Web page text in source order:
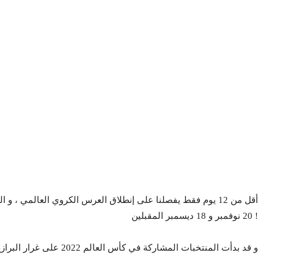
أقل من 12 يوم فقط يفصلنا على إنطلاق العرس الكروي العالمي
20 نوفمبر و 18 ديسمبر المقبلين !
و قد بدأت المنتخبات